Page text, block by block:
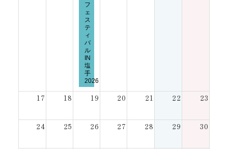
2026
フ
ェ
ス
テ
ィ
バ
ル
IN
塩
手
2026
17 18 19 20 21 22 23
24 25 26 27 28 29 30